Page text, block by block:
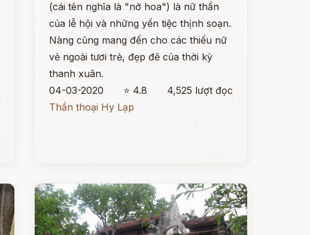
(cái tên nghĩa là "nở hoa") là nữ thần
của lễ hội và những yến tiệc thịnh soạn.
Nàng cũng mang đến cho các thiếu nữ
vẻ ngoài tươi trẻ, đẹp đẽ của thời kỳ
thanh xuân.
04-03-2020
⭐ 4.8
4,525 lượt đọc
Thần thoại Hy Lạp